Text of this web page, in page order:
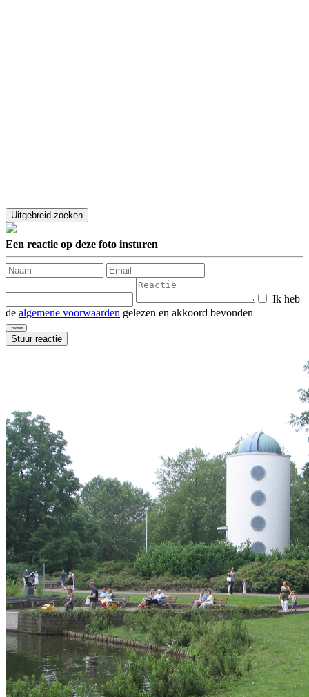
Een reactie op deze foto insturen
Ik heb
de algemene voorwaarden gelezen en akkoord bevonden